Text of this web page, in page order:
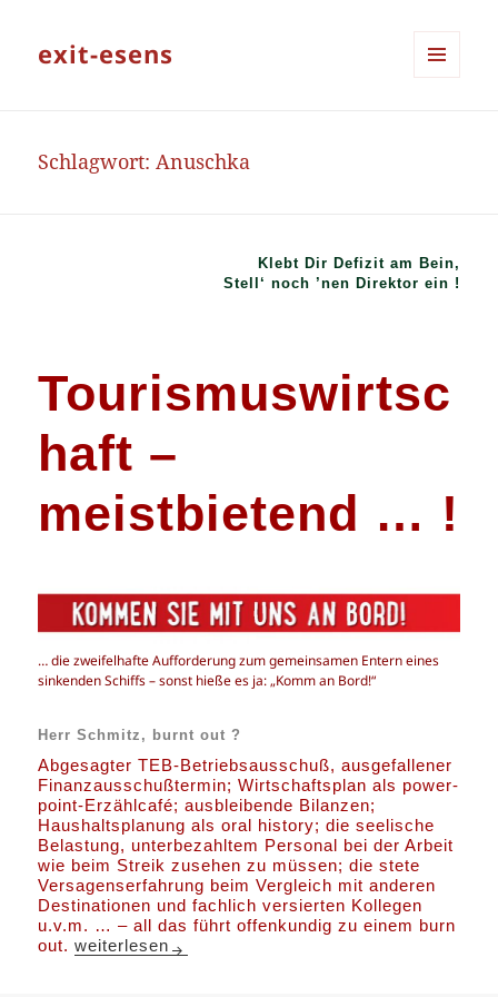
exit-esens
Schlagwort:Anuschka
Klebt Dir Defizit am Bein,
Stell‘ noch ’nen Direktor ein !
Tourismuswirtsc
haft –
meistbietend … !
… die zweifelhafte Aufforderung zum gemeinsamen Entern eines
sinkenden Schiffs – sonst hieße es ja: „Komm an Bord!“
Herr Schmitz, burnt out ?
Abgesagter TEB-Betriebsausschuß, ausgefallener
Finanzausschußtermin; Wirtschaftsplan als power-
point-Erzählcafé; ausbleibende Bilanzen;
Haushaltsplanung als oral history; die seelische
Belastung, unterbezahltem Personal bei der Arbeit
wie beim Streik zusehen zu müssen; die stete
Versagenserfahrung beim Vergleich mit anderen
Destinationen und fachlich versierten Kollegen
u.v.m. … – all das führt offenkundig zu einem burn
out.Tourismuswirtschaft – meistbietend … !
weiterlesen